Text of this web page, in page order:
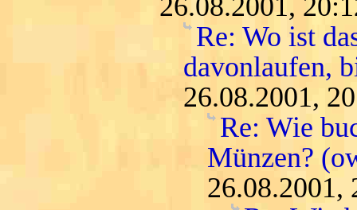
Re: Wo ist
davonlaufen,
26.08.2001,
Re: Wie
Münzen?
26.08.2001,